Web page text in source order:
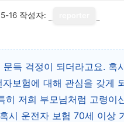
16 작성자:
득 걱정이 되더라고요. 혹
보험에 대해 관심을 갖게
저희 부모님처럼 고령이
시 운전자 보험 70세 이상